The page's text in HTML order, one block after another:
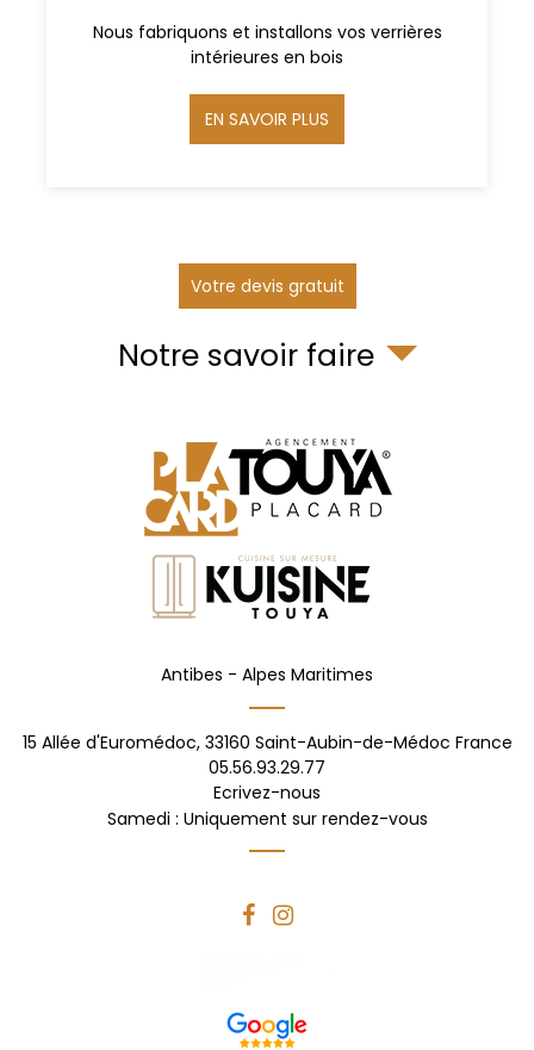
Nous fabriquons et installons vos verrières
intérieures en bois
EN SAVOIR PLUS
Votre devis gratuit
Notre savoir faire
Antibes - Alpes Maritimes
15 Allée d'Euromédoc, 33160 Saint-Aubin-de-Médoc France
05.56.93.29.77
Ecrivez-nous
Samedi : Uniquement sur rendez-vous